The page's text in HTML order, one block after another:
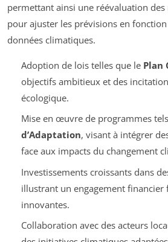
permettant ainsi une réévaluation
pour ajuster les prévisions en
données climatiques.
Adoption de lois telles que le Plan
objectifs ambitieux et des
écologique.
Mise en œuvre de programmes
d’Adaptation, visant à intégrer
face aux impacts du changement
Investissements croissants dans
illustrant un engagement
innovantes.
Collaboration avec des acteurs